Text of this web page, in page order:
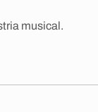
musical.